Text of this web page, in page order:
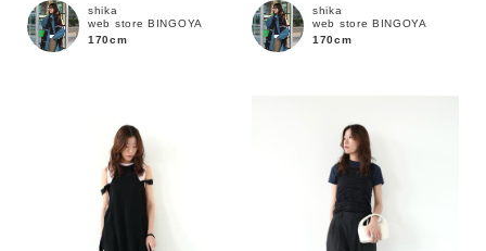
shika
web store BINGOYA
170cm
shika
web store BINGOYA
170cm